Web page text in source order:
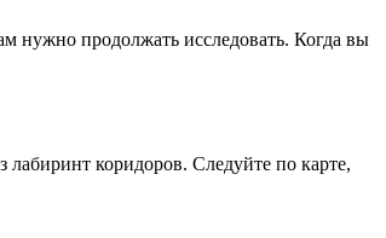
нужно продолжать исследовать. Когда вы
коридоров. Следуйте по карте,